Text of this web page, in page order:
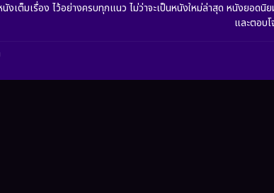
เต็มเรื่อง ไว้อย่างครบทุกแนว ไม่ว่าจะเป็นหนังใหม่ล่าสุด หนังยอดนิ
และตอบ